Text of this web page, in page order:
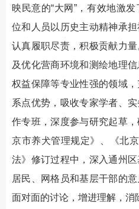
映民意的“大网”，有效地激
位和人员以历史主动精神承
认真履职尽责，积极贡献力
及优化营商环境和测绘地理
权益保障等专业性强的领域
系点优势，吸收专家学者、
作专班，深度参与研究起草
京市养犬管理规定》、《北
法》修订过程中，深入通州区
居民、网格员和基层干部的
面对面的讨论，增进理解，消